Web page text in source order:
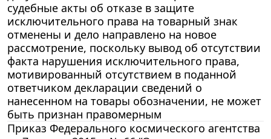
судебные акты об отказе в защите
исключительного права на товарный знак
отменены и дело направлено на новое
рассмотрение, поскольку вывод об отсутствии
факта нарушения исключительного права,
мотивированный отсутствием в поданной
ответчиком декларации сведений о
нанесенном на товары обозначении, не может
быть признан правомерным
Приказ Федерального космического агентства